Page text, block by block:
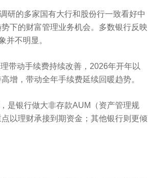
研的多家国有大行和股份行一致看好中
下的财富管理业务机会。多数银行反映
并不明显。
带动手续费持续改善，2026年开年以
增，带动全年手续费延续回暖趋势。
是银行做大非存款AUM（资产管理规
以理财承接到期资金；其他银行则更倾